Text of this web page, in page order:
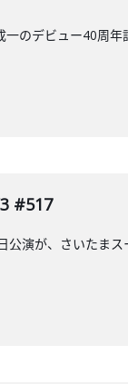
のデビュー40周
#517
演が、さいたま